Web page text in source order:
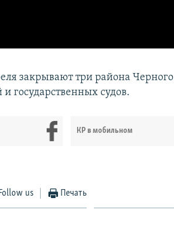
закрывают три района Черного
государственных судов.
КР в мобильном
Follow us Печать